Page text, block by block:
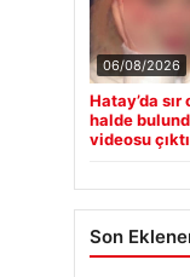
06/08/2026
Hatay’da
halde
videosu çıktı
Son